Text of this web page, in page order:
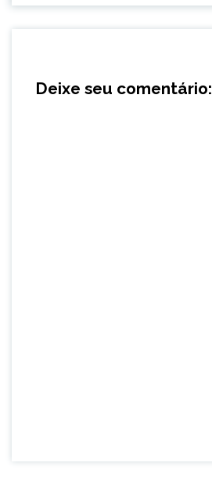
Deixe seu comentário: